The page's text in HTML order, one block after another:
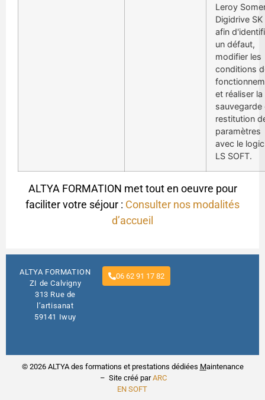
Leroy
Digidrive SK
afin
un défaut,
modifier les
conditions
et réaliser la
sauvegarde
restitution
paramètres
avec le
LS SOFT.
ALTYA FORMATION met tout en oeuvre pour
faciliter votre séjour : Consulter nos modalités
d’accueil
ALTYA FORMATION
ZI de Calvigny
313 Rue de
l’artisanat
59141 Iwuy
06 62 91 17 82
© 2026 ALTYA des formations et prestations dédiées Maintenance
– Site créé parARC
EN SOFT